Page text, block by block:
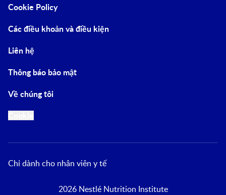
Cookie Policy
Các điều khoản và điều kiện
Liên hệ
Thông báo bảo mật
Về chúng tôi
Chỉ dành cho nhân viên y tế
2026 Nestlé Nutrition Institute